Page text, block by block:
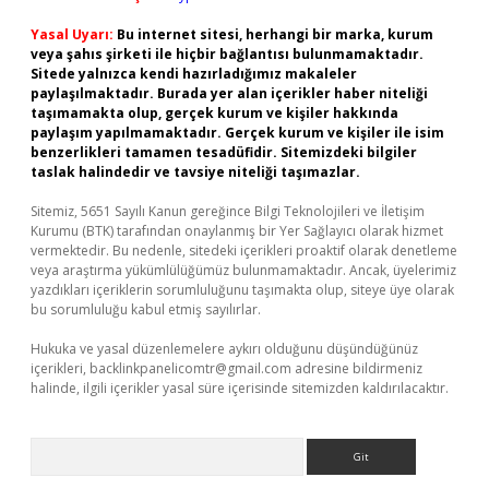
Yasal Uyarı: Bu internet sitesi, herhangi bir marka, kurum
veya şahıs şirketi ile hiçbir bağlantısı bulunmamaktadır.
Sitede yalnızca kendi hazırladığımız makaleler
paylaşılmaktadır. Burada yer alan içerikler haber niteliği
taşımamakta olup, gerçek kurum ve kişiler hakkında
paylaşım yapılmamaktadır. Gerçek kurum ve kişiler ile isim
benzerlikleri tamamen tesadüfidir. Sitemizdeki bilgiler
taslak halindedir ve tavsiye niteliği taşımazlar.
Sitemiz, 5651 Sayılı Kanun gereğince Bilgi Teknolojileri ve İletişim
Kurumu (BTK) tarafından onaylanmış bir Yer Sağlayıcı olarak hizmet
vermektedir. Bu nedenle, sitedeki içerikleri proaktif olarak denetleme
veya araştırma yükümlülüğümüz bulunmamaktadır. Ancak, üyelerimiz
yazdıkları içeriklerin sorumluluğunu taşımakta olup, siteye üye olarak
bu sorumluluğu kabul etmiş sayılırlar.
Hukuka ve yasal düzenlemelere aykırı olduğunu düşündüğünüz
içerikleri, backlinkpanelicomtr@gmail.com adresine bildirmeniz
halinde, ilgili içerikler yasal süre içerisinde sitemizden kaldırılacaktır.